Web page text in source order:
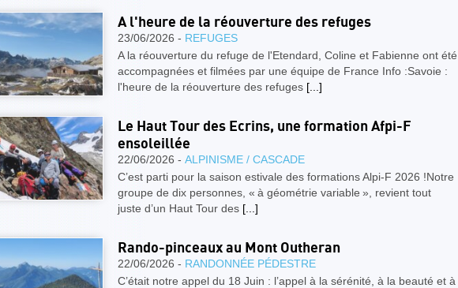
A l'heure de la réouverture des refuges
23/06/2026 - REFUGES
A la réouverture du refuge de l'Etendard, Coline et Fabienne ont été
accompagnées et filmées par une équipe de France Info :Savoie :
l'heure de la réouverture des refuges [...]
Le Haut Tour des Ecrins, une formation Afpi-F
ensoleillée
22/06/2026 - ALPINISME / CASCADE
C’est parti pour la saison estivale des formations Alpi‑F 2026 !Notre
groupe de dix personnes, « à géométrie variable », revient tout
juste d’un Haut Tour des [...]
Rando-pinceaux au Mont Outheran
22/06/2026 - RANDONNÉE PÉDESTRE
C’était notre appel du 18 Juin : l’appel à la sérénité, à la beauté et à